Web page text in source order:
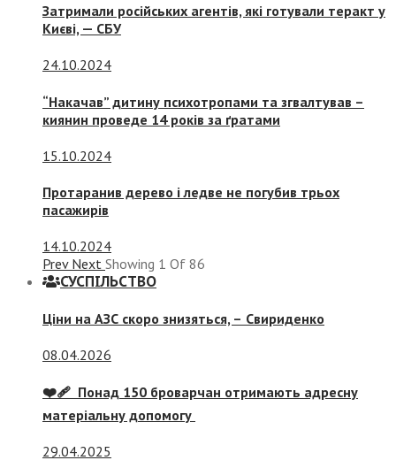
Затримали російських агентів, які готували теракт у
Києві, — СБУ
24.10.2024
“Накачав” дитину психотропами та згвалтував –
киянин проведе 14 років за ґратами
15.10.2024
Протаранив дерево і ледве не погубив трьох
пасажирів
14.10.2024
Prev Next Showing 1 Of 86
СУСПIЛЬСТВО
Ціни на АЗС скоро знизяться, – Свириденко
08.04.2026
❤️‍🩹 Понад 150 броварчан отримають адресну
матеріальну допомогу
29.04.2025